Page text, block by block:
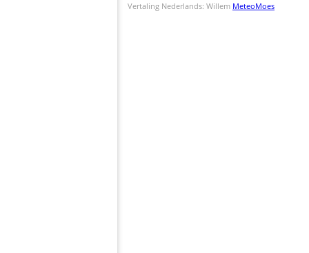
Vertaling Nederlands: Willem MeteoMoes